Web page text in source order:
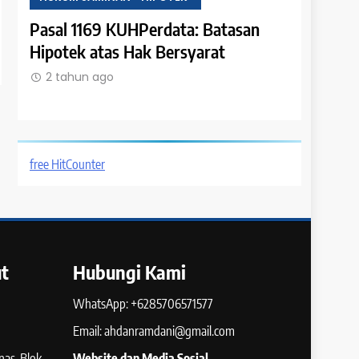
Pasal 1169 KUHPerdata: Batasan
Hipotek atas Hak Bersyarat
2 tahun ago
free HitCounter
Hubungi Kami
WhatsApp: +6285706571577
Email: ahdanramdani@gmail.com